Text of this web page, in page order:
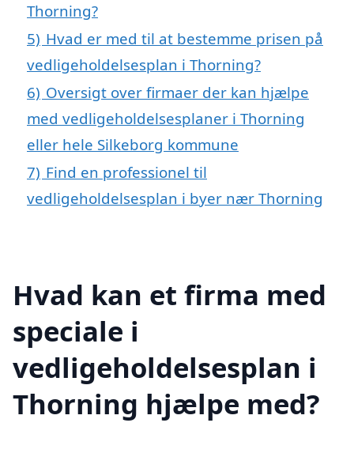
Thorning?
5) Hvad er med til at bestemme prisen på
vedligeholdelsesplan i Thorning?
6) Oversigt over firmaer der kan hjælpe
med vedligeholdelsesplaner i Thorning
eller hele Silkeborg kommune
7) Find en professionel til
vedligeholdelsesplan i byer nær Thorning
Hvad kan et firma med
speciale i
vedligeholdelsesplan i
Thorning hjælpe med?